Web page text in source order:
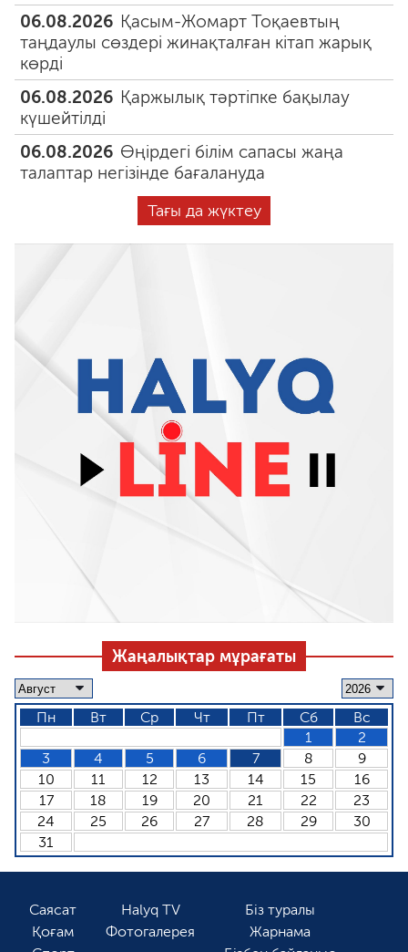
06.08.2026 Қасым-Жомарт Тоқаевтың
таңдаулы сөздері жинақталған кітап жарық
көрді
06.08.2026 Қаржылық тәртіпке бақылау
күшейтілді
06.08.2026 Өңірдегі білім сапасы жаңа
талаптар негізінде бағалануда
Тағы да жүктеу
Жаңалықтар мұрағаты
Пн Вт Ср Чт Пт Сб
Вс
1
2
3
4 5 6 7 8
9
10
11 12 13 14 15
16
17
18 19 20 21 22
23
24
25 26 27 28 29
30
31
Саясат
Қоғам
Halyq TV
Фотогалерея
Біз туралы
Жарнама